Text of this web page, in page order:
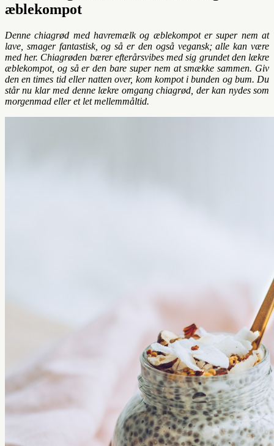
æblekompot
Denne chiagrød med havremælk og æblekompot er super nem at
lave, smager fantastisk, og så er den også vegansk; alle kan være
med her. Chiagrøden bærer efterårsvibes med sig grundet den lækre
æblekompot, og så er den bare super nem at smække sammen. Giv
den en times tid eller natten over, kom kompot i bunden og bum. Du
står nu klar med denne lækre omgang chiagrød, der kan nydes som
morgenmad eller et let mellemmåltid.